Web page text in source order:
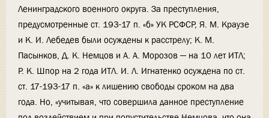
Ленинградского военного округа. За преступления,
предусмотренные ст. 193-17 п. «б» УК РСФСР, Я. М. Краузе
и К. И. Лебедев были осуждены к расстрелу; К. М.
Пасынков, Д. К. Немцов и А. А. Морозов — на 10 лет ИТЛ;
Р. К. Шпор на 2 года ИТЛ. И. Л. Игнатенко осуждена по ст.
ст. 17-193-17 п. «а» к лишению свободы сроком на два
года. Но, «учитывая, что совершила данное преступление